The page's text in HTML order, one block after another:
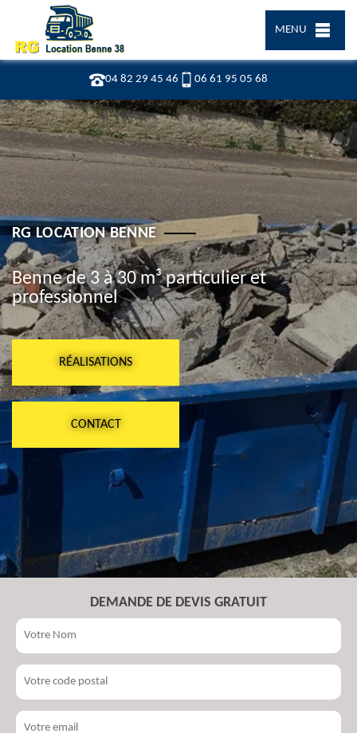
04 82 29 45 46 06 61 95 05 68
MENU
RG LOCATION BENNE
Benne de 3 à 30 m³ particulier et
professionnel
RÉALISATIONS
CONTACT
DEMANDE DE DEVIS GRATUIT